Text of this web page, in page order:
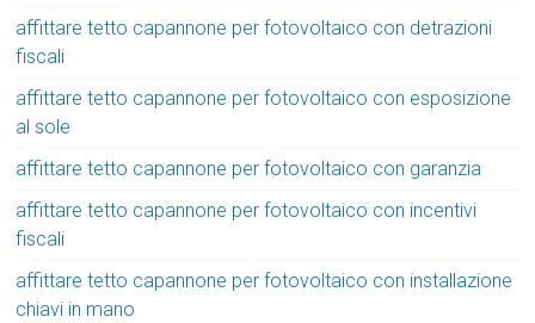
affittare tetto capannone per fotovoltaico con detrazioni
fiscali
affittare tetto capannone per fotovoltaico con esposizione
al sole
affittare tetto capannone per fotovoltaico con garanzia
affittare tetto capannone per fotovoltaico con incentivi
fiscali
affittare tetto capannone per fotovoltaico con installazione
chiavi in mano